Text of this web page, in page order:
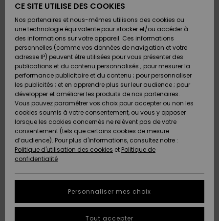
Chaussures
& Tongs
Surf
Snow
Nouveautés
A
Découvrir
Chaussures
& Tongs
Surf
Snow
Nouveautés
A
Découvrir
FEMME
A
Découvrir
Snow
SURF
Surf
Shop
Enfant
Highlights
Communauté
SNOW
Snow
Shop
Enfant
Snow
Shop
Femme
A
Découvrir
Communauté
OUTLET
Enfant
Outlet
Femme
AIDE &
CONTACT
Retours
Paiement
Carte
Cadeau
Quiksilver
Freedom
Protection
des
tailles
MAGASINS
QUIKSILVER
CE SITE UTILISE DES COOKIES
Nos partenaires et nous-mêmes utilisons des cookies ou
une technologie équivalente pour stocker et/ou accéder à
des informations sur votre appareil. Ces informations
personnelles (comme vos données de navigation et votre
adresse IP) peuvent être utilisées pour vous présenter des
publications et du contenu personnalisés ; pour mesurer la
performance publicitaire et du contenu ; pour personnaliser
les publicités ; et en apprendre plus sur leur audience ; pour
développer et améliorer les produits de nos partenaires.
Vous pouvez paramétrer vos choix pour accepter ou non les
cookies soumis à votre consentement, ou vous y opposer
lorsque les cookies concernés ne relèvent pas de votre
consentement (tels que certains cookies de mesure
d’audience). Pour plus d'informations, consultez notre :
Politique d'utilisation des cookies et Politique de
confidentialité
Personnaliser mes choix
Tout accepter